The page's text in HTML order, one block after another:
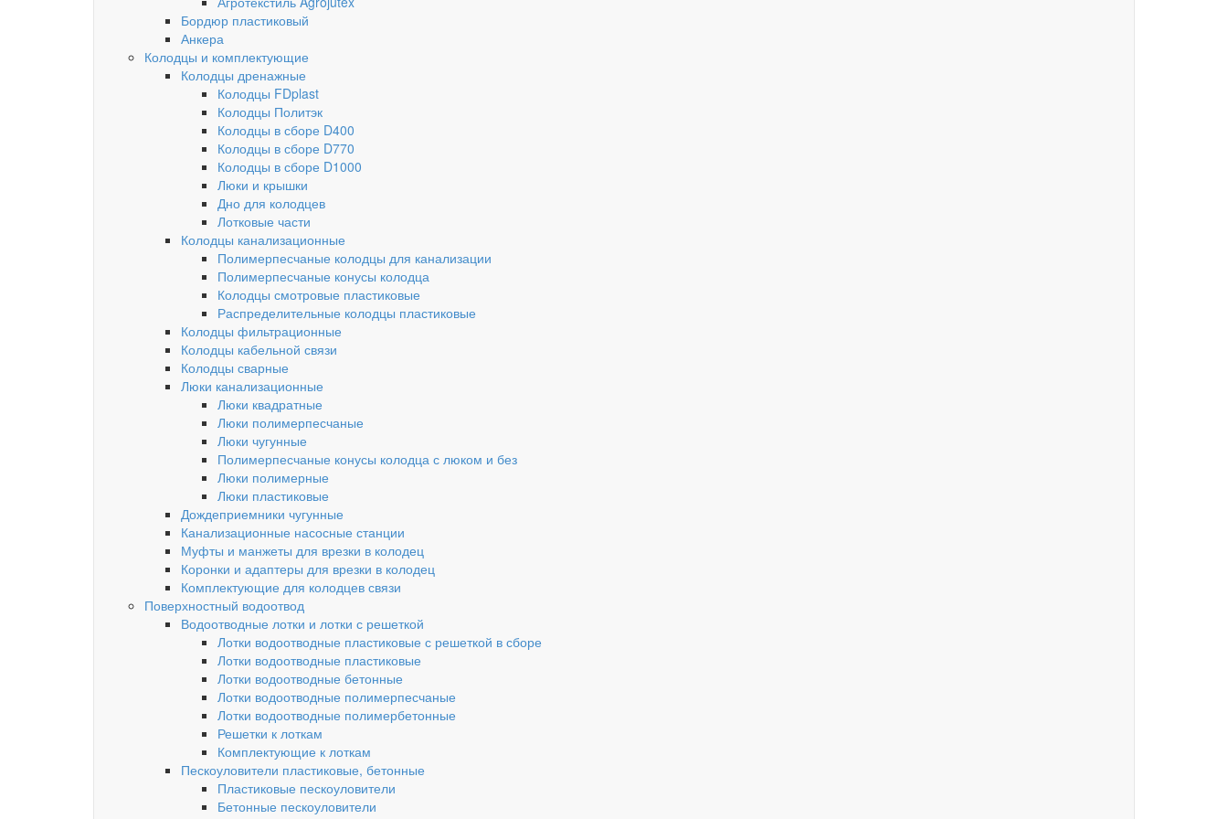
Бордюр пластиковый
Анкера
Колодцы и комплектующие
Колодцы дренажные
Колодцы FDplast
Колодцы Политэк
Колодцы в сборе D400
Колодцы в сборе D770
Колодцы в сборе D1000
Люки и крышки
Дно для колодцев
Лотковые части
Колодцы канализационные
Полимерпесчаные колодцы для канализации
Полимерпесчаные конусы колодца
Колодцы смотровые пластиковые
Распределительные колодцы пластиковые
Колодцы фильтрационные
Колодцы кабельной связи
Колодцы сварные
Люки канализационные
Люки квадратные
Люки полимерпесчаные
Люки чугунные
Полимерпесчаные конусы колодца с люком и без
Люки полимерные
Люки пластиковые
Дождеприемники чугунные
Канализационные насосные станции
Муфты и манжеты для врезки в колодец
Коронки и адаптеры для врезки в колодец
Комплектующие для колодцев связи
Поверхностный водоотвод
Водоотводные лотки и лотки с решеткой
Лотки водоотводные пластиковые с решеткой в сборе
Лотки водоотводные пластиковые
Лотки водоотводные бетонные
Лотки водоотводные полимерпесчаные
Лотки водоотводные полимербетонные
Решетки к лоткам
Комплектующие к лоткам
Пескоуловители пластиковые, бетонные
Пластиковые пескоуловители
Бетонные пескоуловители